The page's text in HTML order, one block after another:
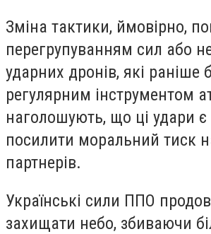
Зміна тактики, ймовірно,
перегрупуванням сил або
ударних дронів, які раніше
регулярним інструментом
наголошують, що ці удари
посилити моральний тиск
партнерів.
Українські сили ППО
захищати небо, збиваючи